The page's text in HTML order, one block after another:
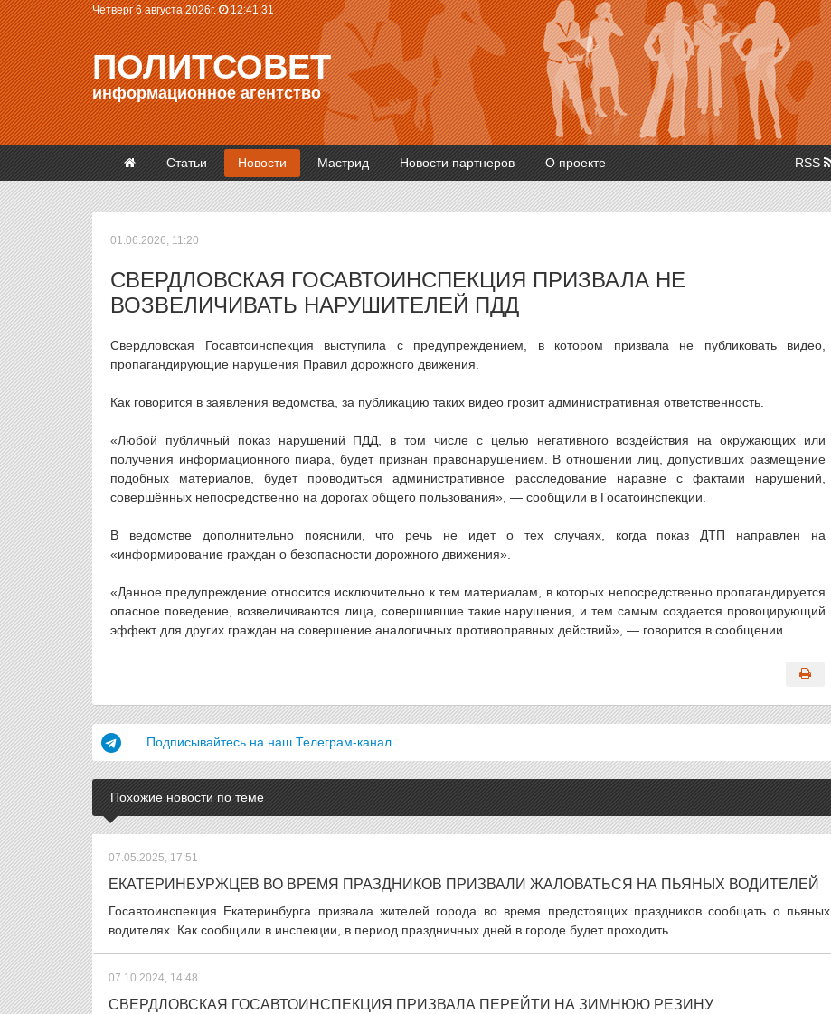
Четверг 6 августа 2026г. 12:41:32
ПОЛИТСОВЕТ
информационное агентство
Статьи Новости Мастрид Новости партнеров О проекте RSS
01.06.2026, 11:20
СВЕРДЛОВСКАЯ ГОСАВТОИНСПЕКЦИЯ ПРИЗВАЛА НЕ
ВОЗВЕЛИЧИВАТЬ НАРУШИТЕЛЕЙ ПДД
Свердловская Госавтоинспекция выступила с предупреждением, в котором призвала не публиковать видео,
пропагандирующие нарушения Правил дорожного движения.
Как говорится в заявления ведомства, за публикацию таких видео грозит административная ответственность.
«Любой публичный показ нарушений ПДД, в том числе с целью негативного воздействия на окружающих или
получения информационного пиара, будет признан правонарушением. В отношении лиц, допустивших размещение
подобных материалов, будет проводиться административное расследование наравне с фактами нарушений,
совершённых непосредственно на дорогах общего пользования», — сообщили в Госатоинспекции.
В ведомстве дополнительно пояснили, что речь не идет о тех случаях, когда показ ДТП направлен на
«информирование граждан о безопасности дорожного движения».
«Данное предупреждение относится исключительно к тем материалам, в которых непосредственно пропагандируется
опасное поведение, возвеличиваются лица, совершившие такие нарушения, и тем самым создается провоцирующий
эффект для других граждан на совершение аналогичных противоправных действий», — говорится в сообщении.
Подписывайтесь на наш Телеграм-канал
Похожие новости по теме
07.05.2025, 17:51
ЕКАТЕРИНБУРЖЦЕВ ВО ВРЕМЯ ПРАЗДНИКОВ ПРИЗВАЛИ ЖАЛОВАТЬСЯ НА ПЬЯНЫХ ВОДИТЕЛЕЙ
Госавтоинспекция Екатеринбурга призвала жителей города во время предстоящих праздников сообщать о пьяных
водителях. Как сообщили в инспекции, в период праздничных дней в городе будет проходить...
07.10.2024, 14:48
СВЕРДЛОВСКАЯ ГОСАВТОИНСПЕКЦИЯ ПРИЗВАЛА ПЕРЕЙТИ НА ЗИМНЮЮ РЕЗИНУ